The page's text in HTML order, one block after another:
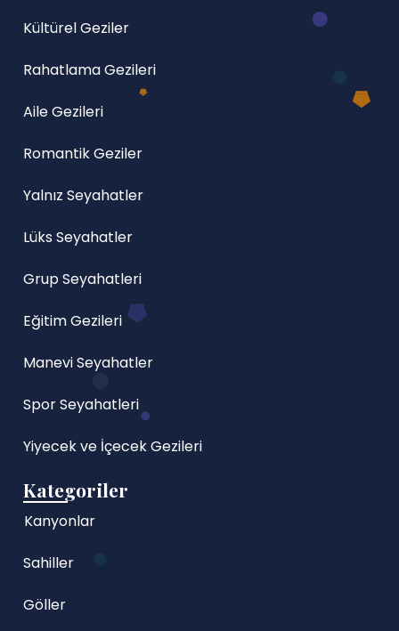
Kültürel Geziler
Rahatlama Gezileri
Aile Gezileri
Romantik Geziler
Yalnız Seyahatler
Lüks Seyahatler
Grup Seyahatleri
Eğitim Gezileri
Manevi Seyahatler
Spor Seyahatleri
Yiyecek ve İçecek Gezileri
Kategoriler
Kanyonlar
Sahiller
Göller